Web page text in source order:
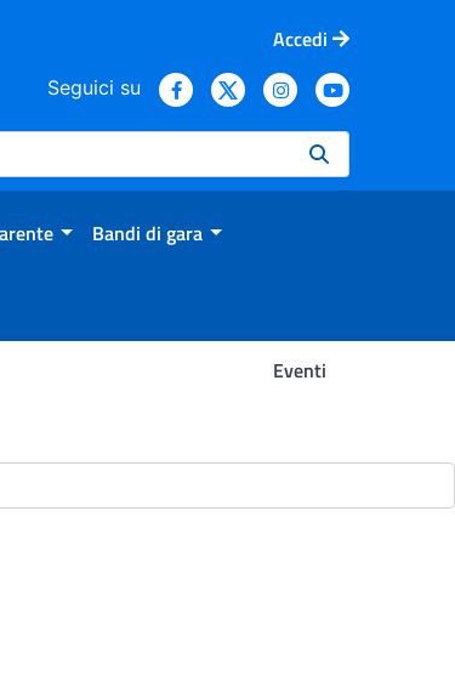
Accedi
Seguici su
Bandi di gara
Eventi